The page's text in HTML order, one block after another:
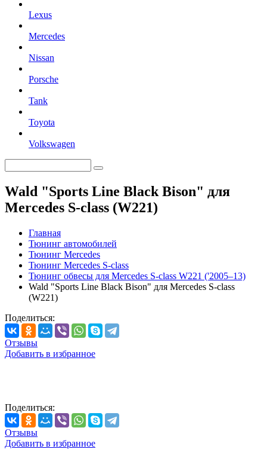
Lexus
Mercedes
Nissan
Porsche
Tank
Toyota
Volkswagen
Wald "Sports Line Black Bison" для
Mercedes S-class (W221)
Главная
Тюнинг автомобилей
Тюнинг Mercedes
Тюнинг Mercedes S-class
Тюнинг обвесы для Mercedes S-class W221 ('2005–13)
Wald "Sports Line Black Bison" для Mercedes S-class
(W221)
Поделиться:
Отзывы
Добавить в избранное
Поделиться:
Отзывы
Добавить в избранное